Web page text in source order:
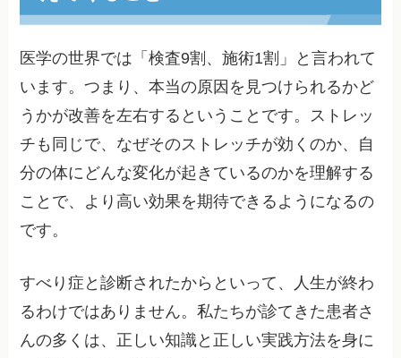
医学の世界では「検査9割、施術1割」と言われて
います。つまり、本当の原因を見つけられるかど
うかが改善を左右するということです。ストレッ
チも同じで、なぜそのストレッチが効くのか、自
分の体にどんな変化が起きているのかを理解する
ことで、より高い効果を期待できるようになるの
です。
すべり症と診断されたからといって、人生が終わ
るわけではありません。私たちが診てきた患者さ
んの多くは、正しい知識と正しい実践方法を身に